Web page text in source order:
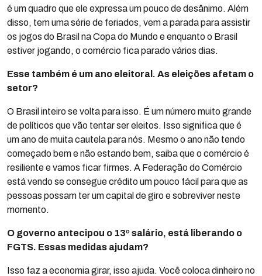
é um quadro que ele expressa um pouco de desânimo. Além
disso, tem uma série de feriados, vem a parada para assistir
os jogos do Brasil na Copa do Mundo e enquanto o Brasil
estiver jogando, o comércio fica parado vários dias.
Esse também é um ano eleitoral. As eleições afetam o
setor?
O Brasil inteiro se volta para isso. É um número muito grande
de políticos que vão tentar ser eleitos. Isso significa que é
um ano de muita cautela para nós. Mesmo o ano não tendo
começado bem e não estando bem, saiba que o comércio é
resiliente e vamos ficar firmes. A Federação do Comércio
está vendo se consegue crédito um pouco fácil para que as
pessoas possam ter um capital de giro e sobreviver neste
momento.
O governo antecipou o 13º salário, está liberando o
FGTS. Essas medidas ajudam?
Isso faz a economia girar, isso ajuda. Você coloca dinheiro no